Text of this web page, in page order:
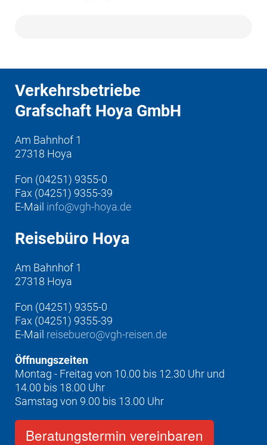
Verkehrsbetriebe
Grafschaft Hoya GmbH
Am Bahnhof 1
27318 Hoya
Fon (04251) 9355-0
Fax (04251) 9355-39
E-Mail info@vgh-hoya.de
Reisebüro Hoya
Am Bahnhof 1
27318 Hoya
Fon (04251) 9355-0
Fax (04251) 9355-39
E-Mail reisebuero@vgh-reisen.de
Öffnungszeiten
Montag - Freitag von 10.00 bis 12.30 Uhr und
14.00 bis 18.00 Uhr
Samstag von 9.00 bis 13.00 Uhr
Beratungstermin vereinbaren